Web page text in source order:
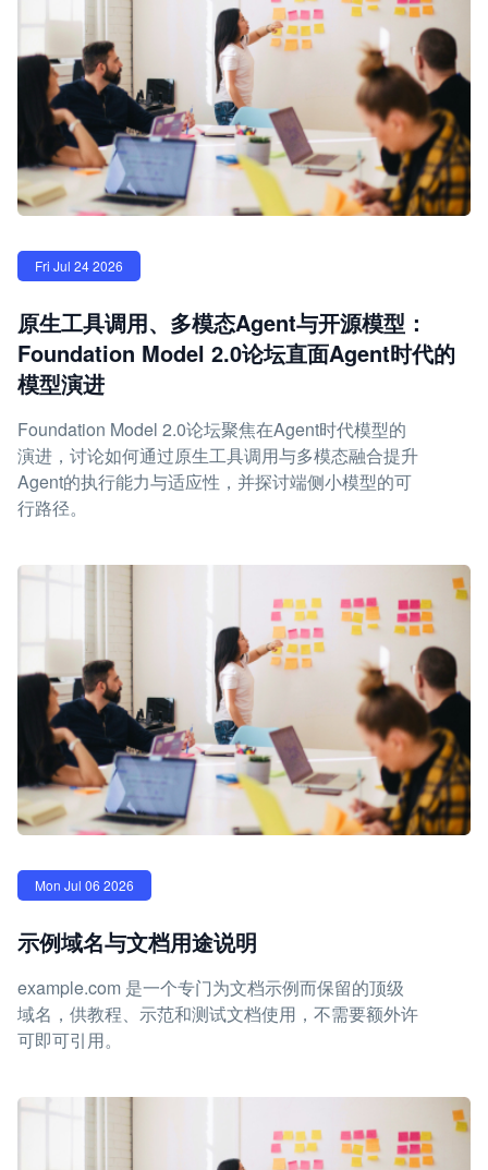
Fri Jul 24 2026
原生工具调用、多模态Agent与开源模型：
Foundation Model 2.0论坛直面Agent时代的
模型演进
Foundation Model 2.0论坛聚焦在Agent时代模型的
演进，讨论如何通过原生工具调用与多模态融合提升
Agent的执行能力与适应性，并探讨端侧小模型的可
行路径。
Mon Jul 06 2026
示例域名与文档用途说明
example.com 是一个专门为文档示例而保留的顶级
域名，供教程、示范和测试文档使用，不需要额外许
可即可引用。